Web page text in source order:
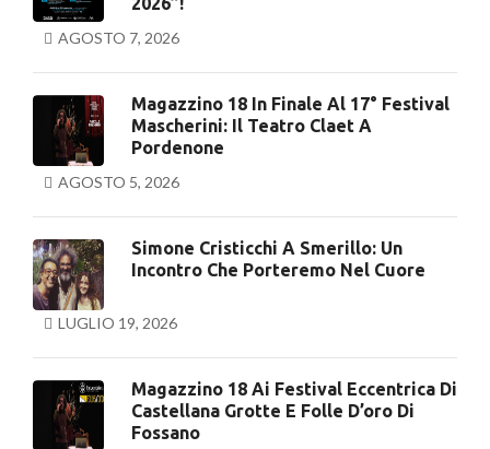
AGOSTO 7, 2026
Magazzino 18 In Finale Al 17° Festival
Mascherini: Il Teatro Claet A
Pordenone
AGOSTO 5, 2026
Simone Cristicchi A Smerillo: Un
Incontro Che Porteremo Nel Cuore
LUGLIO 19, 2026
Magazzino 18 Ai Festival Eccentrica Di
Castellana Grotte E Folle D’oro Di
Fossano